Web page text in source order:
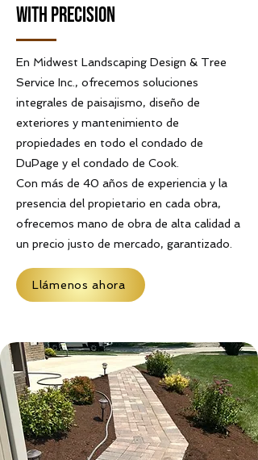
with Precision
En Midwest Landscaping Design & Tree
Service Inc., ofrecemos soluciones
integrales de paisajismo, diseño de
exteriores y mantenimiento de
propiedades en todo el condado de
DuPage y el condado de Cook.
Con más de 40 años de experiencia y la
presencia del propietario en cada obra,
ofrecemos mano de obra de alta calidad a
un precio justo de mercado, garantizado.
Llámenos ahora